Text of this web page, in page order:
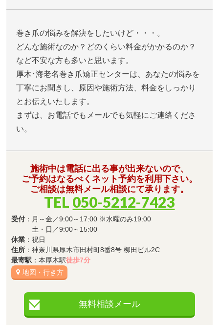
巻き爪の悩みを解決をしたいけど・・・。
どんな施術なのか？どのくらい料金がかかるのか？
など不安な方も多いと思います。
厚木･海老名巻き爪矯正センターは、あなたの悩みを
丁寧にお聞きし、原因や施術方法、料金をしっかり
とお伝えいたします。
まずは、お電話でもメールでも気軽にご連絡くださ
い。
施術中は電話に出る事が出来ないので、
ご予約はなるべくネット予約を利用下さい。
ご相談は無料メール相談にて承ります。
TEL 050-5212-7423
受付 ：月～金／9:00～17:00 ※水曜のみ19:00
土・日／9:00～15:00
休業 ：祝日
住所 ：神奈川県厚木市田村町8番8号 柳田ビル2C
最寄駅 ：本厚木駅徒歩7分
地図・行き方
無料相談メール